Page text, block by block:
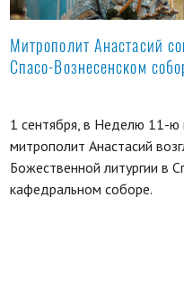
Митрополит Анастасий
Спасо-Вознесенском
1 сентября, в Неделю 11-ю
митрополит Анастасий
Божественной литургии в
кафедральном соборе.